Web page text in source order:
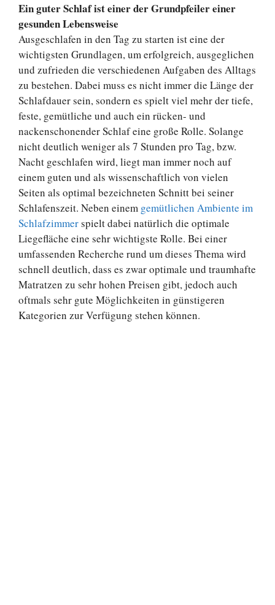
Ein guter Schlaf ist einer der Grundpfeiler einer
gesunden Lebensweise
Ausgeschlafen in den Tag zu starten ist eine der
wichtigsten Grundlagen, um erfolgreich, ausgeglichen
und zufrieden die verschiedenen Aufgaben des Alltags
zu bestehen. Dabei muss es nicht immer die Länge der
Schlafdauer sein, sondern es spielt viel mehr der tiefe,
feste, gemütliche und auch ein rücken- und
nackenschonender Schlaf eine große Rolle. Solange
nicht deutlich weniger als 7 Stunden pro Tag, bzw.
Nacht geschlafen wird, liegt man immer noch auf
einem guten und als wissenschaftlich von vielen
Seiten als optimal bezeichneten Schnitt bei seiner
Schlafenszeit. Neben einem gemütlichen Ambiente im
Schlafzimmerspielt dabei natürlich die optimale
Liegefläche eine sehr wichtigste Rolle. Bei einer
umfassenden Recherche rund um dieses Thema wird
schnell deutlich, dass es zwar optimale und traumhafte
Matratzen zu sehr hohen Preisen gibt, jedoch auch
oftmals sehr gute Möglichkeiten in günstigeren
Kategorien zur Verfügung stehen können.